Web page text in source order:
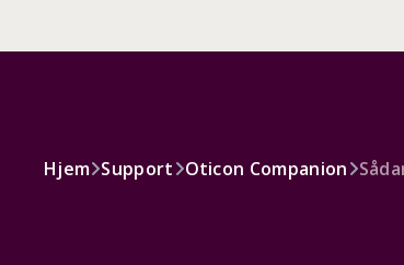
Hjem Support Oticon Companion